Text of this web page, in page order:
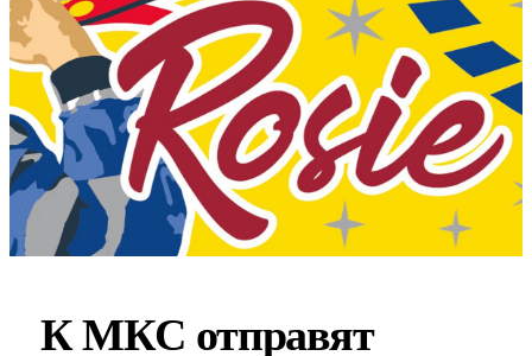
К МКС отправят